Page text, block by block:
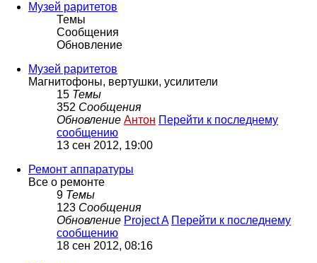
Музей раритетов
Темы
Сообщения
Обновление
Музей раритетов
Магнитофоны, вертушки, усилители
15 Темы
352 Сообщения
Обновление Антон Перейти к последнему
сообщению
13 сен 2012, 19:00
Ремонт аппаратуры
Все о ремонте
9 Темы
123 Сообщения
Обновление Project A Перейти к последнему
сообщению
18 сен 2012, 08:16